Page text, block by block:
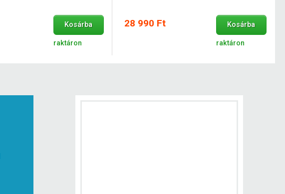
Kosárba
raktáron
28 990 Ft Kosárba
raktáron